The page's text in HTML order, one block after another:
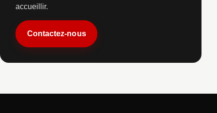
accueillir.
Contactez-nous